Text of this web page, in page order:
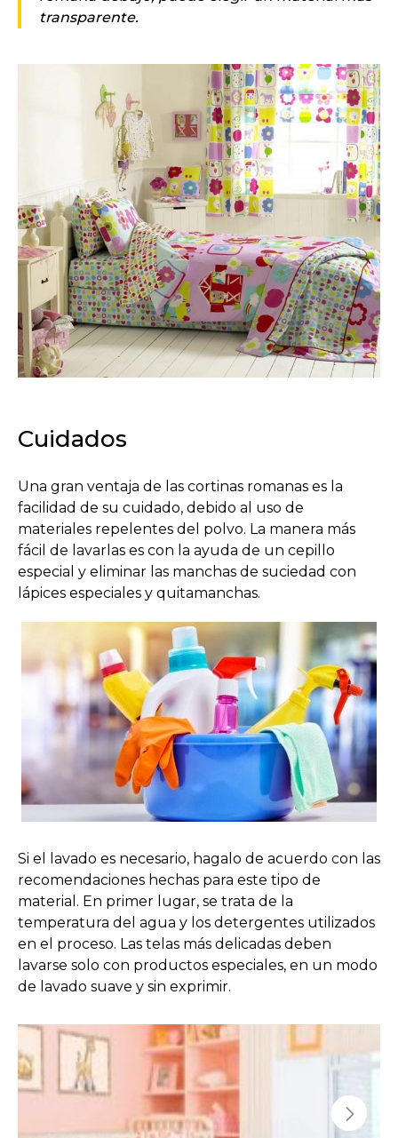
transparente.
Cuidados
Una gran ventaja de las cortinas romanas es la
facilidad de su cuidado, debido al uso de
materiales repelentes del polvo. La manera más
fácil de lavarlas es con la ayuda de un cepillo
especial y eliminar las manchas de suciedad con
lápices especiales y quitamanchas.
Si el lavado es necesario, hagalo de acuerdo con las
recomendaciones hechas para este tipo de
material. En primer lugar, se trata de la
temperatura del agua y los detergentes utilizados
en el proceso. Las telas más delicadas deben
lavarse solo con productos especiales, en un modo
de lavado suave y sin exprimir.